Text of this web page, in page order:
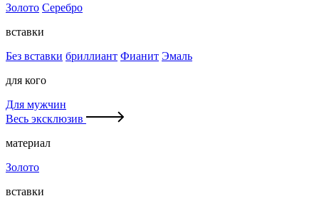
Золото Серебро
вставки
Без вставки бриллиант Фианит Эмаль
для кого
Для мужчин
Весь эксклюзив
материал
Золото
вставки